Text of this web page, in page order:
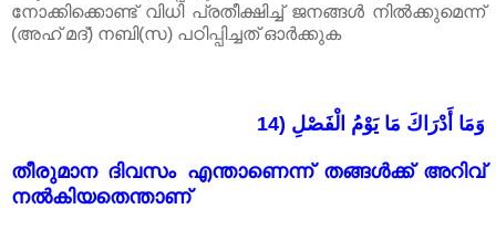
നോക്കിക്കൊണ്ട് വിധി പ്രതീക്ഷിച്ച് ജനങ്ങൾ നിൽക്കുമെന്ന്
(അഹ് മദ്) നബി(സ) പഠിപ്പിച്ചത് ഓർക്കുക
14) وَمَا أَدْرَاكَ مَا يَوْمُ الْفَصْلِ
തീരുമാന ദിവസം എന്താണെന്ന് തങ്ങൾക്ക് അറിവ്
നൽകിയതെന്താണ്